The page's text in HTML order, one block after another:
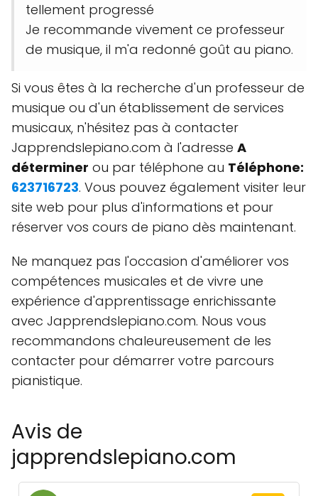
tellement progressé
Je recommande vivement ce professeur
de musique, il m'a redonné goût au piano.
Si vous êtes à la recherche d'un professeur de
musique ou d'un établissement de services
musicaux, n'hésitez pas à contacter
Japprendslepiano.com à l'adresse A
déterminer ou par téléphone au Téléphone:
623716723. Vous pouvez également visiter leur
site web pour plus d'informations et pour
réserver vos cours de piano dès maintenant.
Ne manquez pas l'occasion d'améliorer vos
compétences musicales et de vivre une
expérience d'apprentissage enrichissante
avec Japprendslepiano.com. Nous vous
recommandons chaleureusement de les
contacter pour démarrer votre parcours
pianistique.
Avis de
japprendslepiano.com